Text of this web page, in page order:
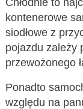
kontenerowe
siodłowe z
pojazdu zależy
przewożonego
Ponadto
względu na